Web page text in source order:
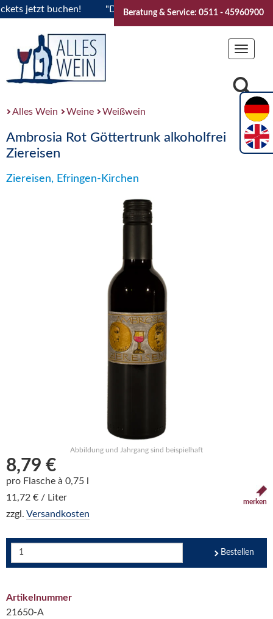
jetzt buchen! "Das Sommerfest 2026" Vive la
Beratung & Service: 0511 - 45960900
Toggle
Alles Wein Weine Weißwein
Ambrosia Rot Göttertrunk alkoholfrei
Ziereisen
Ziereisen, Efringen-Kirchen
Abbildung und Jahrgang sind beispielhaft
8,79 €
pro Flasche à 0,75 l
11,72 € / Liter
zzgl. Versandkosten
merken
Bestellen
Artikelnummer
21650-A